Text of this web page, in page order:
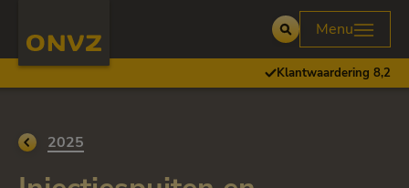
Open
Menu
Klantwaardering 8,2
Ga terug naar
2025